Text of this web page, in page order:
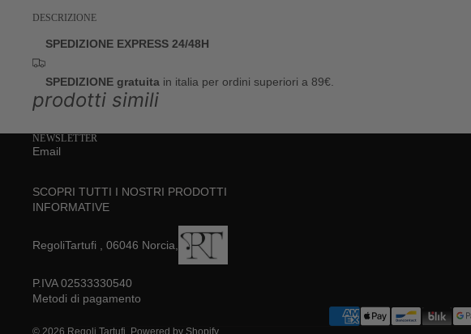
DESCRIZIONE
SPEDIZIONE EXPRESS 24/48H
SPEDIZIONE gratuita in italia per ordini superiori a 89€.
prodotti simili
NEWSLETTER
Email
SCOPRI TUTTI I NOSTRI PRODOTTI
INFORMATIVE
RegoliTartufi , 06046 Norcia,
P.IVA 02533330540
Metodi di pagamento
© 2026 Regoli Tartufi , Powered by Shopify